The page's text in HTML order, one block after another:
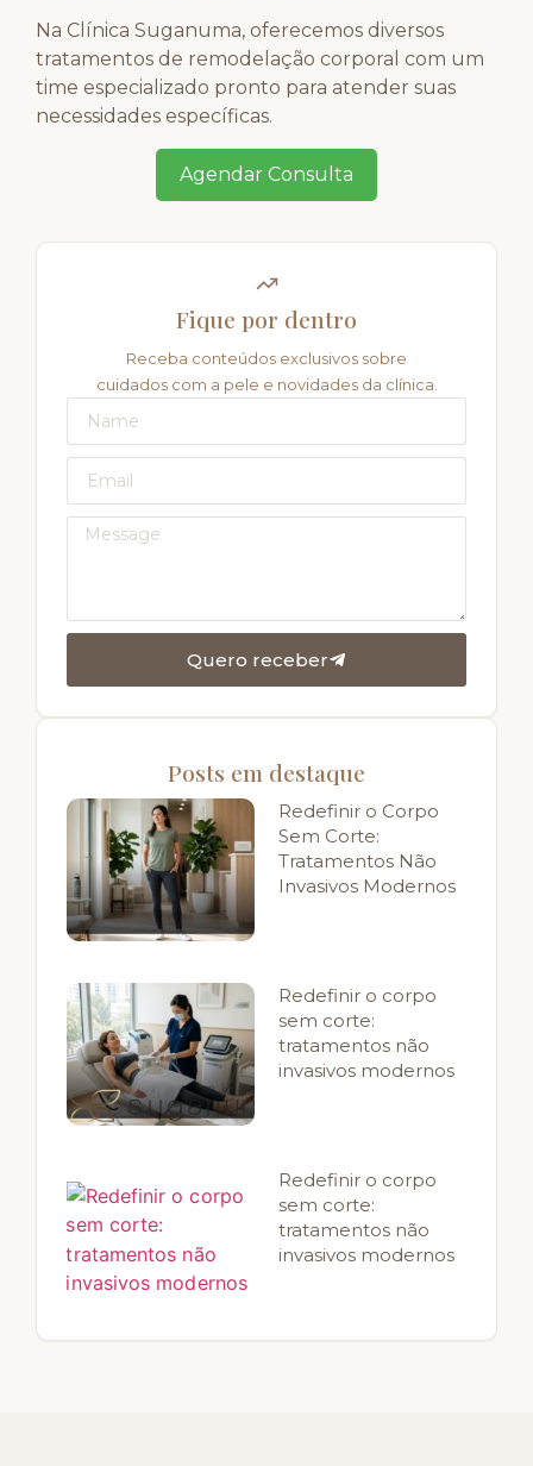
Na Clínica Suganuma, oferecemos diversos
tratamentos de remodelação corporal com um
time especializado pronto para atender suas
necessidades específicas.
Agendar Consulta
Fique por dentro
Receba conteúdos exclusivos sobre
cuidados com a pele e novidades da clínica.
Quero receber
Posts em destaque
Redefinir o Corpo
Sem Corte:
Tratamentos Não
Invasivos Modernos
Redefinir o corpo
sem corte:
tratamentos não
invasivos modernos
Redefinir o corpo
sem corte:
tratamentos não
invasivos modernos